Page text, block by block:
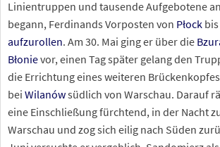
Linientruppen und tausende Aufgebotene
begann, Ferdinands Vorposten von Płock bis
aufzurollen. Am 30. Mai ging er über die
Błonievor, einen Tag später gelang den
die Errichtung eines weiteren
bei Wilanówsüdlich von Warschau. Darauf
eine Einschließung fürchtend, in der Nacht
Warschau und zog sich eilig nach Süden